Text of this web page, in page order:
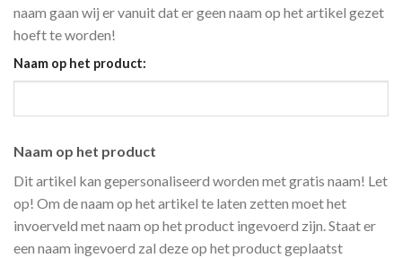
naam gaan wij er vanuit dat er geen naam op het artikel gezet
hoeft te worden!
Naam op het product:
Naam op het product
Dit artikel kan gepersonaliseerd worden met gratis naam! Let
op! Om de naam op het artikel te laten zetten moet het
invoerveld met naam op het product ingevoerd zijn. Staat er
een naam ingevoerd zal deze op het product geplaatst